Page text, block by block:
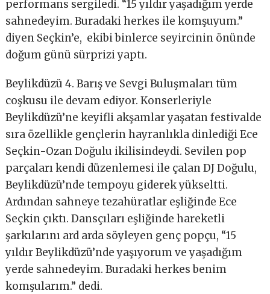
performans sergiledi. “15 yıldır yaşadığım yerde
sahnedeyim. Buradaki herkes ile komşuyum.”
diyen Seçkin’e, ekibi binlerce seyircinin önünde
doğum günü sürprizi yaptı.
Beylikdüzü 4. Barış ve Sevgi Buluşmaları tüm
coşkusu ile devam ediyor. Konserleriyle
Beylikdüzü’ne keyifli akşamlar yaşatan festivalde
sıra özellikle gençlerin hayranlıkla dinlediği Ece
Seçkin-Ozan Doğulu ikilisindeydi. Sevilen pop
parçaları kendi düzenlemesi ile çalan DJ Doğulu,
Beylikdüzü’nde tempoyu giderek yükseltti.
Ardından sahneye tezahüratlar eşliğinde Ece
Seçkin çıktı. Dansçıları eşliğinde hareketli
şarkılarını ard arda söyleyen genç popçu, “15
yıldır Beylikdüzü’nde yaşıyorum ve yaşadığım
yerde sahnedeyim. Buradaki herkes benim
komşularım.” dedi.